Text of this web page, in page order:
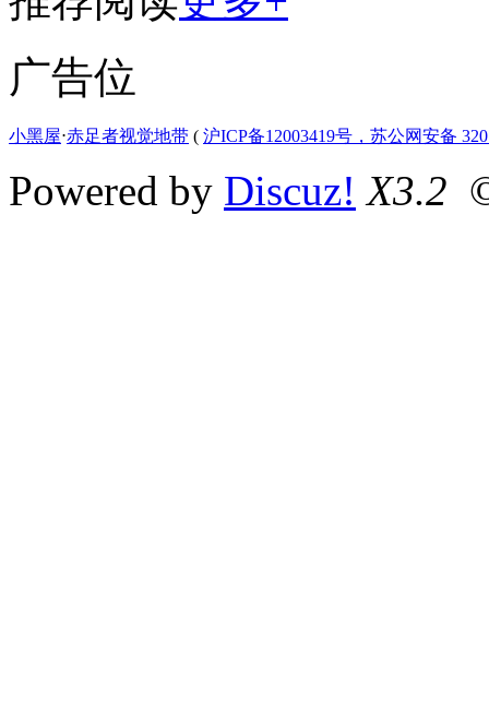
广告位
小黑屋⋅赤足者视觉地带 ( 沪ICP备12003419号，苏公网安备
Powered by Discuz! X3.2